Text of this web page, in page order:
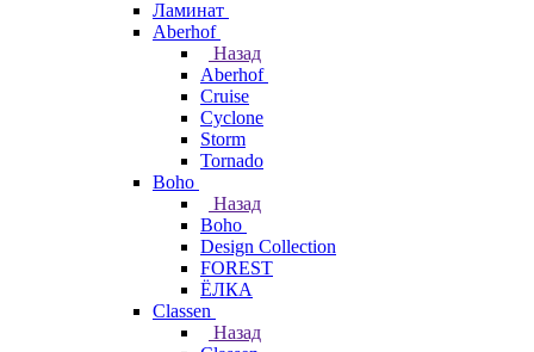
Ламинат
Aberhof
Назад
Aberhof
Cruise
Cyclone
Storm
Tornado
Boho
Назад
Boho
Design Collection
FOREST
ЁЛКА
Classen
Назад